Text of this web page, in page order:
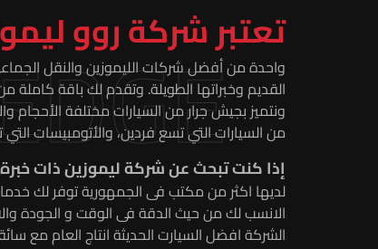
تعتبر شركة روو
واحدة من أفضل شركات الليموزين والنقل
القديم وخبراتها الطويلة. وتقدم لك باقة
ونتميز بجيش جرار من السيارات مختلفة
من السيارات التي تسع فردين، والأتومبيسات التي تسع
إذا كنت تبحث عن شركة ليموزين ذات
لديها اكثر من مكتب فى الجمهورية توفر لك
الانسب لك من حيث الدقة فى الوقت و الجودة
الشركة افضل السيارت الحديثة انتاج العام مع